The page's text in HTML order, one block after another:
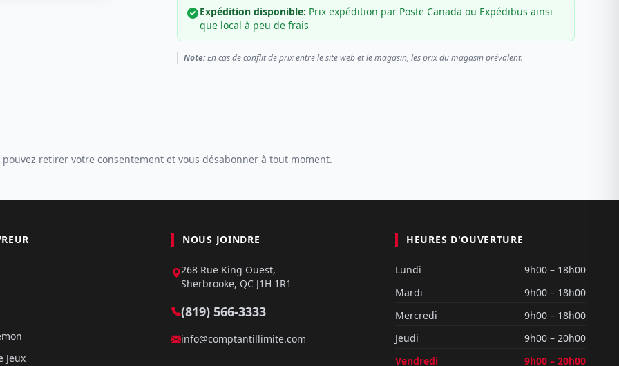
Expédition disponible: Prix expédition par Poste Canada ou Expédibus ainsi
que local à peu de frais
Note:En cas de conflit de prix entre le site web et le magasin, les prix du magasin prévalent.
pouvez retirer votre consentement et vous désabonner à tout moment.
Jeux
NOUS JOINDRE
268 Rue King Ouest,
Sherbrooke, QC J1H 1R1
(819) 566-3333
info@comptantillimite.com
HEURES D'OUVERTURE
Lundi
9h00 – 18h00
Mardi
9h00 – 18h00
Mercredi
9h00 – 18h00
Jeudi
9h00 – 20h00
Vendredi
9h00 – 20h00